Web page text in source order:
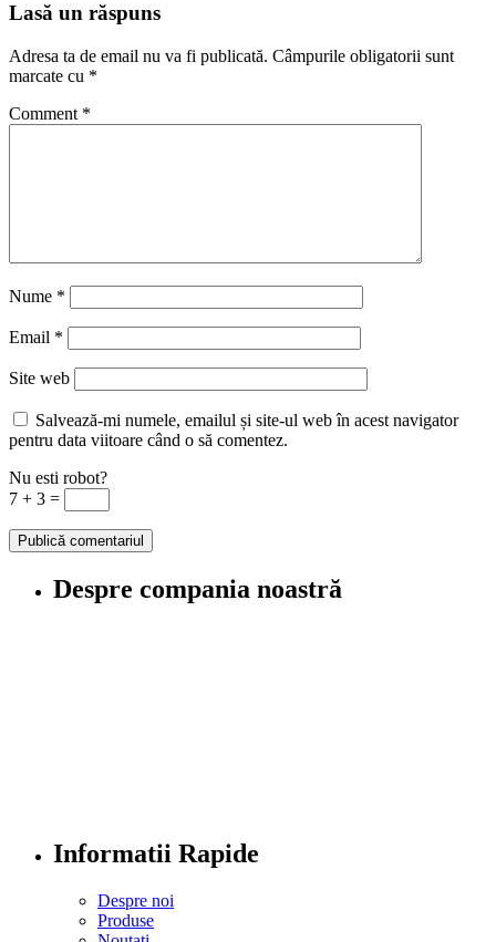
Lasă un răspuns
Adresa ta de email nu va fi publicată. Câmpurile obligatorii sunt
marcate cu *
Comment *
Nume *
Email *
Site web
Salvează-mi numele, emailul și site-ul web în acest navigator
pentru data viitoare când o să comentez.
Nu esti robot?
7 + 3 =
Despre compania noastră
Informatii Rapide
Despre noi
Produse